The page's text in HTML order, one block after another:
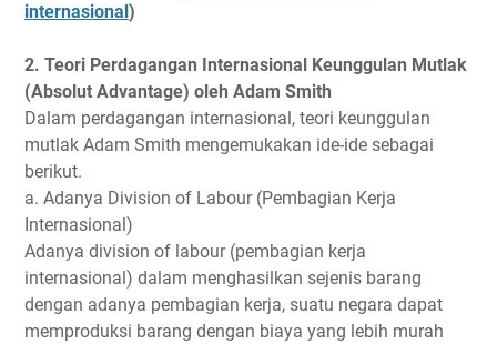
internasional )
2. Teori Perdagangan Internasional Keunggulan Mutlak
(Absolut Advantage) oleh Adam Smith
Dalam perdagangan internasional, teori keunggulan
mutlak Adam Smith mengemukakan ide-ide sebagai
berikut.
a. Adanya Division of Labour (Pembagian Kerja
Internasional)
Adanya division of labour (pembagian kerja
internasional) dalam menghasilkan sejenis barang
dengan adanya pembagian kerja, suatu negara dapat
memproduksi barang dengan biaya yang lebih murah